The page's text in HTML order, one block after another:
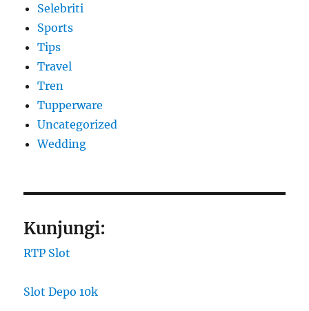
Selebriti
Sports
Tips
Travel
Tren
Tupperware
Uncategorized
Wedding
Kunjungi:
RTP Slot
Slot Depo 10k